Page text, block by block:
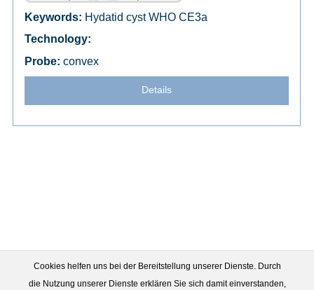
Hydatid cyst WHO CE3a
convex
Details
Cookies helfen uns bei der Bereitstellung unserer Dienste. Durch
die Nutzung unserer Dienste erklären Sie sich damit einverstanden,